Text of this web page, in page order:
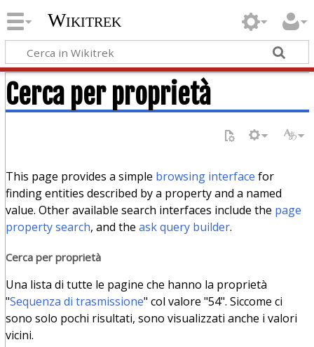
Wikitrek
Cerca per proprietà
This page provides a simple browsing interface for
finding entities described by a property and a named
value. Other available search interfaces include the page
property search, and the ask query builder.
Cerca per proprietà
Una lista di tutte le pagine che hanno la proprietà
"Sequenza di trasmissione" col valore "54". Siccome ci
sono solo pochi risultati, sono visualizzati anche i valori
vicini.